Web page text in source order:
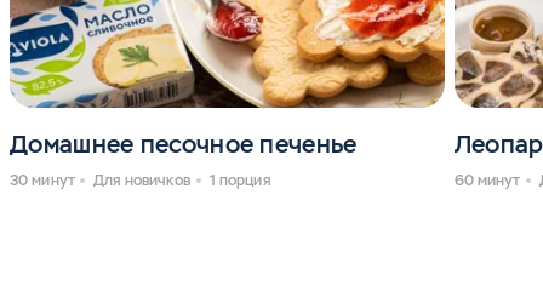
Домашнее песочное печенье
30 минут Для новичков 1 порция 60 минут